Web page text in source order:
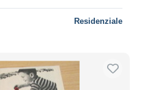
Residenziale